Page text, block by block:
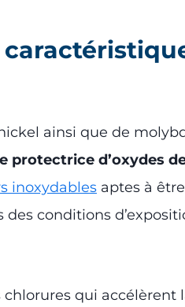
ainsi que de
protectrice d’oxydes
inoxydables aptes à
conditions
chlorures qui accélèrent